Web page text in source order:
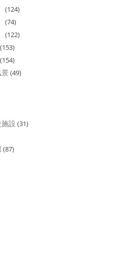
(124)
(74)
(122)
(153)
(154)
(49)
設 (31)
(87)